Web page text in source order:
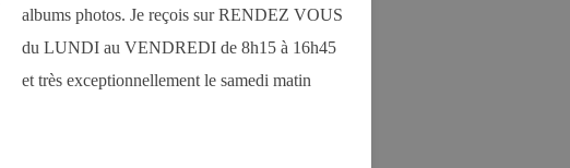
albums photos. Je reçois sur RENDEZ VOUS
du LUNDI au VENDREDI de 8h15 à 16h45
et très exceptionnellement le samedi matin